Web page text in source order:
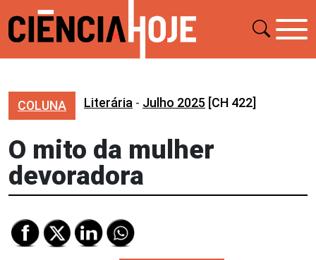
COLUNA Literária - Julho 2025 [CH 422]
O mito da mulher
devoradora